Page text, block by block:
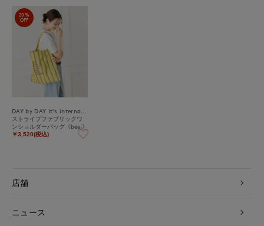
20%
OFF
ストライプファブリックワ
ンショルダーバッグ《beej》
￥3,520(税込)
店舗
ニュース